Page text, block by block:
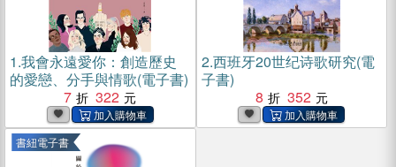
1.我會永遠愛你：創造歷史
的愛戀、分手與情歌(電子書)
7
322
2.西班牙20世纪诗歌研究(電
子書)
8
352
書紐電子書